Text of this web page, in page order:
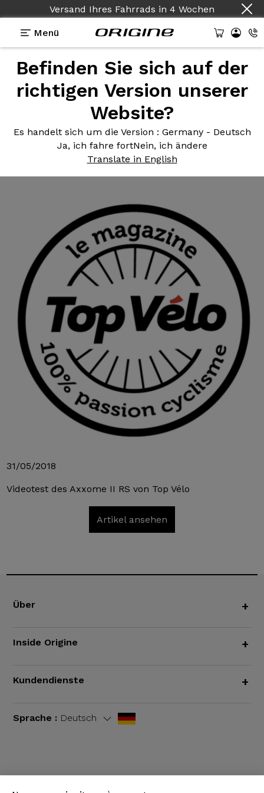
Versand Ihres Fahrrads in 4 Wochen
Menü
Befinden Sie sich auf der
richtigen Version unserer
Website?
Es handelt sich um die Version : Germany - Deutsch
Ja, ich fahre fortNein, ich ändere
Translate in English
Fahrradtests Herkunft>Videotest des Axxome II RS
Videotest des
Axxome II RS von Top
31/05/2018
Videotest des Axxome II RS von Top Vélo
Artikel ansehen
Über +
Inside Origine +
Kundendienste +
Sprache : Deutsch